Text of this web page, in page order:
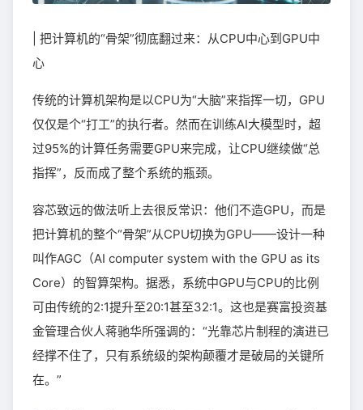
| 把计算机的“骨架”彻底翻过来：从CPU中心到GPU中
心
传统的计算机架构是以CPU为“大脑”来指挥一切，GPU
仅仅是个“打工”的执行者。然而在训练AI大模型时，超
过95%的计算任务需要GPU来完成，让CPU继续做“总
指挥”，反而成了整个系统的瓶颈。
容芯致远的做法听上去很反常识：他们不造GPU，而是
把计算机的整个“骨架”从CPU切换为GPU——设计一种
叫作AGC（AI computer system with the GPU as its
Core）的智算架构。据悉，系统中GPU与CPU的比例
可由传统的2:1提升至20:1甚至32:1。这也是赛富投资基
金管理合伙人蒋驰华所强调的：“光靠芯片制程的演进已
经撑不住了，只有系统级的架构颠覆才是破局的关键所
在。”